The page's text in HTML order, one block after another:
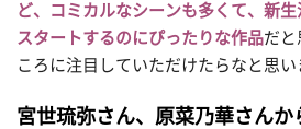
ど、コミカルなシーンも多くて、新
スタートするのにぴったりな作品だと
ころに注目していただけたらなと思い
宮世琉弥さん、原菜乃華さんか